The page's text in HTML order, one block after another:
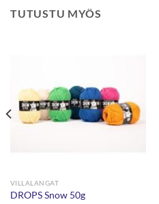
TUTUSTU MYÖS
VILLALANGAT
DROPS Snow 50g